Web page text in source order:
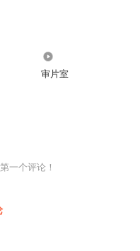
审片室
一个评论！